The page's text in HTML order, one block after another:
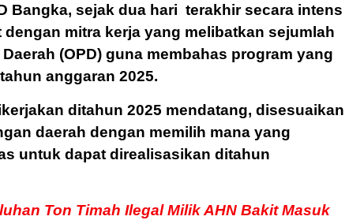
Bangka, sejak dua hari terakhir secara intens
mitra kerja yang melibatkan sejumlah
(OPD) guna membahas program yang
anggaran 2025.
ditahun 2025 mendatang, disesuaikan
daerah dengan memilih mana yang
untuk dapat direalisasikan ditahun
Ton Timah Ilegal Milik AHN Bakit Masuk